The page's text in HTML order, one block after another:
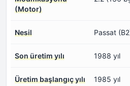
(Motor)
Nesil Passat
Son üretim yılı 1988 yıl
Üretim başlangıç yılı 1985 yıl